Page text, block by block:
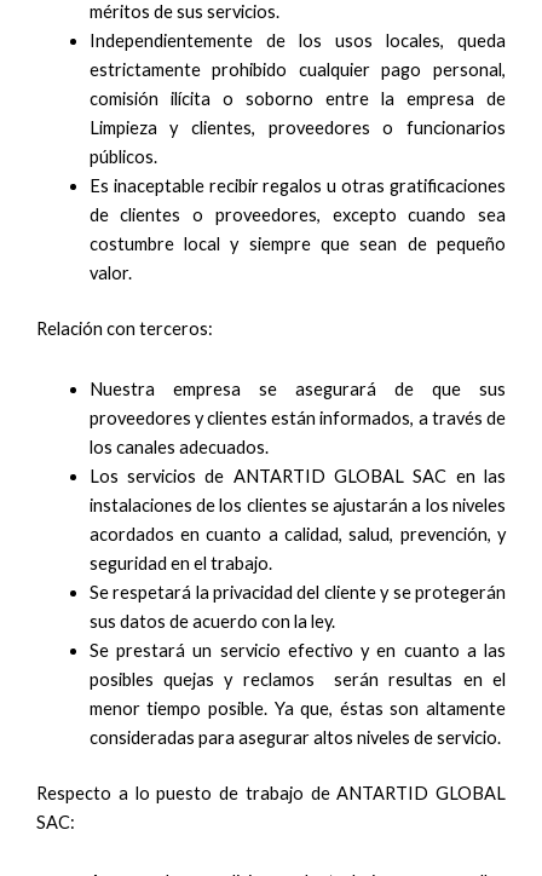
méritos de sus servicios.
Independientemente de los usos locales, queda
estrictamente prohibido cualquier pago personal,
comisión ilícita o soborno entre la empresa de
Limpieza y clientes, proveedores o funcionarios
públicos.
Es inaceptable recibir regalos u otras gratificaciones
de clientes o proveedores, excepto cuando sea
costumbre local y siempre que sean de pequeño
valor.
Relación con terceros:
Nuestra empresa se asegurará de que sus
proveedores y clientes están informados, a través de
los canales adecuados.
Los servicios de ANTARTID GLOBAL SAC en las
instalaciones de los clientes se ajustarán a los niveles
acordados en cuanto a calidad, salud, prevención, y
seguridad en el trabajo.
Se respetará la privacidad del cliente y se protegerán
sus datos de acuerdo con la ley.
Se prestará un servicio efectivo y en cuanto a las
posibles quejas y reclamos serán resultas en el
menor tiempo posible. Ya que, éstas son altamente
consideradas para asegurar altos niveles de servicio.
Respecto a lo puesto de trabajo de ANTARTID GLOBAL
SAC: